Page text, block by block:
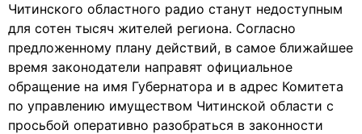
Читинского областного радио станут недоступным
для сотен тысяч жителей региона. Согласно
предложенному плану действий, в самое ближайшее
время законодатели направят официальное
обращение на имя Губернатора и в адрес Комитета
по управлению имуществом Читинской области с
просьбой оперативно разобраться в законности